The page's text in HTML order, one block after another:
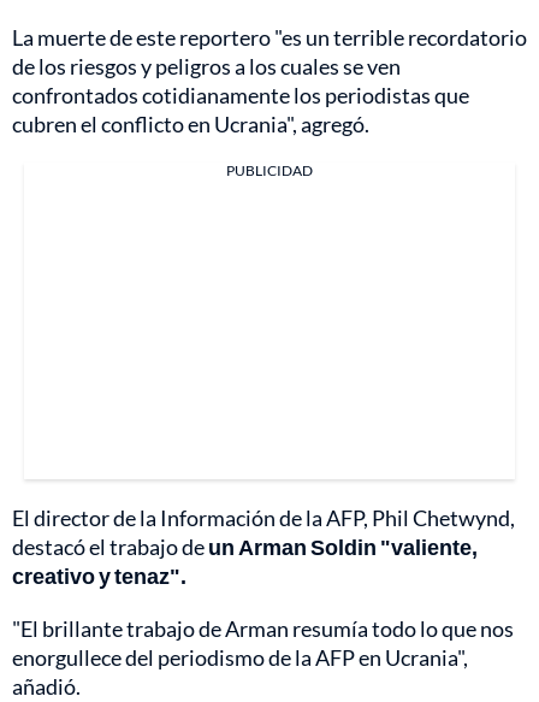
La muerte de este reportero "es un terrible recordatorio
de los riesgos y peligros a los cuales se ven
confrontados cotidianamente los periodistas que
cubren el conflicto en Ucrania", agregó.
PUBLICIDAD
El director de la Información de la AFP, Phil Chetwynd,
destacó el trabajo deun Arman Soldin "valiente,
creativo y tenaz".
"El brillante trabajo de Arman resumía todo lo que nos
enorgullece del periodismo de la AFP en Ucrania",
añadió.